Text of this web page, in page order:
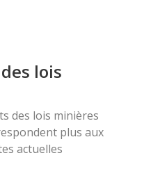
lois
des lois minières
plus aux
actuelles